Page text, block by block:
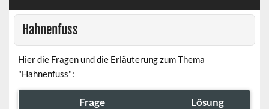
Hahnenfuss
Hier die Fragen und die Erläuterung zum Thema
"Hahnenfuss":
Frage Lösung